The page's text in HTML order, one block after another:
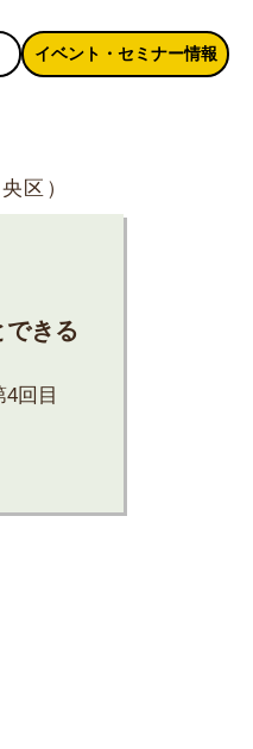
イベント・セミナー情報
区）
きる
回目